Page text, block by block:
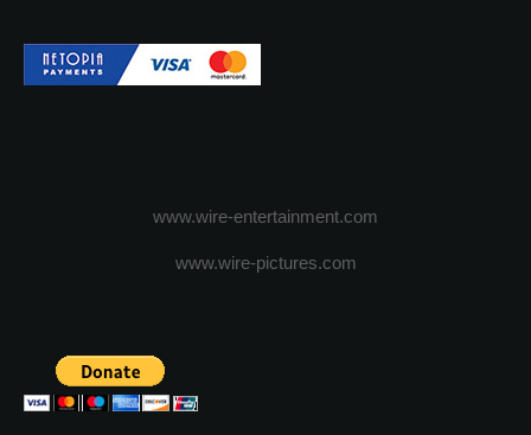
www.wire-entertainment.com
www.wire-pictures.com